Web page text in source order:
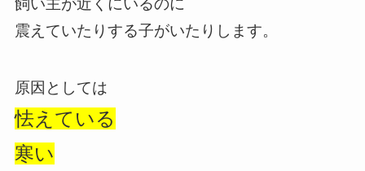
震えていたりする子がいたりします。
原因としては
怯えている
寒い